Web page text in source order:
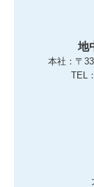
地
本社：〒
TEL：